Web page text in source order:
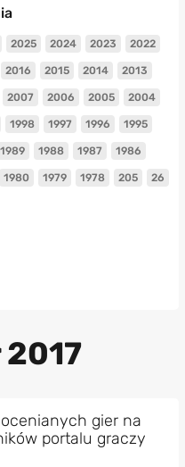
2025 2024 2023 2022
2016 2015 2014 2013
2007 2006 2005 2004
1998 1997 1996 1995
1989 1988 1987 1986
1980 1979 1978 205 26
gier na
portalu graczy